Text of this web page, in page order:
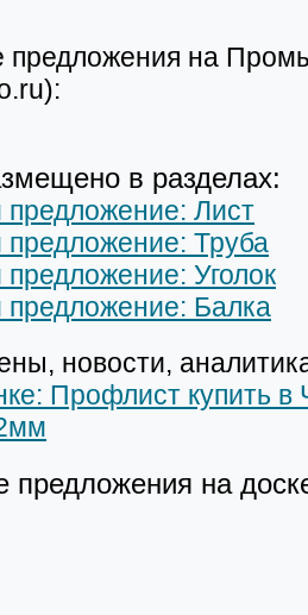
предложения на
в разделах:
предложение: Лист
предложение: Труба
Уголок
предложение: Балка
новости,
Профлист купить в
предложения на